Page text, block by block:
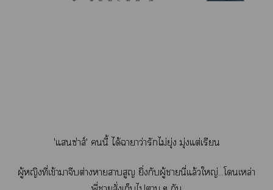
'แซ่าส์' นี้ ได้าาว่ารักไม่ยุ่ง มุ่งแต่เรียน
ผู้หญิงที่เข้าาจีบต่างาสาบสูญ ยิ่งกับผู้านี่แล้วใหญ่...โเหล่า